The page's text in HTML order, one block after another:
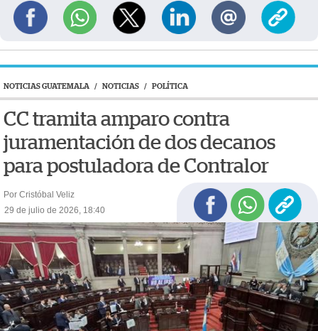
NOTICIAS GUATEMALA / NOTICIAS / POLÍTICA
CC tramita amparo contra
juramentación de dos decanos
para postuladora de Contralor
Por Cristóbal Veliz
29 de julio de 2026, 18:40